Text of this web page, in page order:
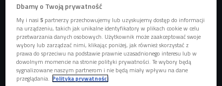
Dbamy o Twoją prywatność
My i nasi5 partnerzy przechowujemy lub uzyskujemy dostęp do informacji
na urządzeniu, takich jak unikalne identyfikatory w plikach cookie w celu
przetwarzania danych osobowych. Użytkownik może zaakceptować swoje
wybory lub zarządzać nimi, klikając poniżej, jak również skorzystać z
prawa do sprzeciwu na podstawie prawnie uzasadnionego interesu lub w
dowolnym momencie na stronie polityki prywatności. Te wybory będą
sygnalizowane naszym partnerom i nie będą miały wpływu na dane
przeglądania. Polityka prywatności